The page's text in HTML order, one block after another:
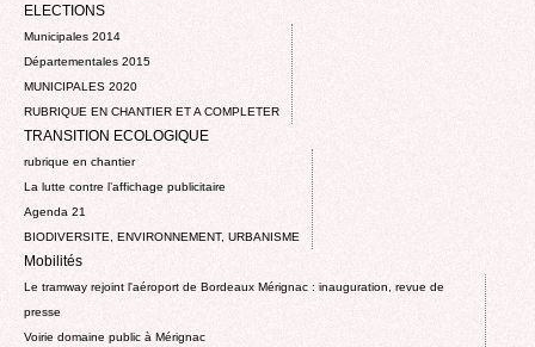
ELECTIONS
Municipales 2014
Départementales 2015
MUNICIPALES 2020
RUBRIQUE EN CHANTIER ET A COMPLETER
TRANSITION ECOLOGIQUE
rubrique en chantier
La lutte contre l’affichage publicitaire
Agenda 21
BIODIVERSITE, ENVIRONNEMENT, URBANISME
Mobilités
Le tramway rejoint l'aéroport de Bordeaux Mérignac : inauguration, revue de
presse
Voirie domaine public à Mérignac